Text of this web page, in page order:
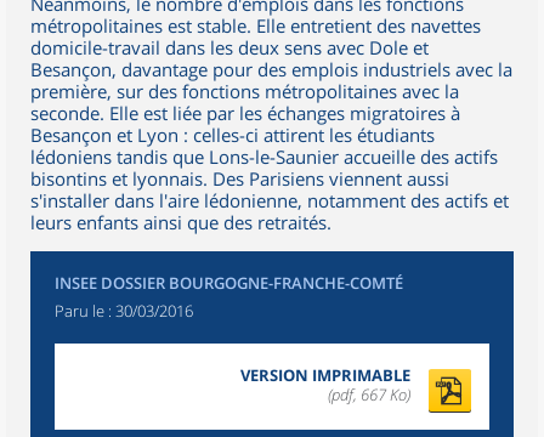
métropolitaines est stable. Elle entretient des navettes
domicile-travail dans les deux sens avec Dole et
Besançon, davantage pour des emplois industriels avec la
première, sur des fonctions métropolitaines avec la
seconde. Elle est liée par les échanges migratoires à
Besançon et Lyon : celles-ci attirent les étudiants
lédoniens tandis que Lons-le-Saunier accueille des actifs
bisontins et lyonnais. Des Parisiens viennent aussi
s'installer dans l'aire lédonienne, notamment des actifs et
leurs enfants ainsi que des retraités.
INSEE DOSSIER BOURGOGNE-FRANCHE-COMTÉ
Paru le : 30/03/2016
VERSION IMPRIMABLE
(pdf, 667 Ko)